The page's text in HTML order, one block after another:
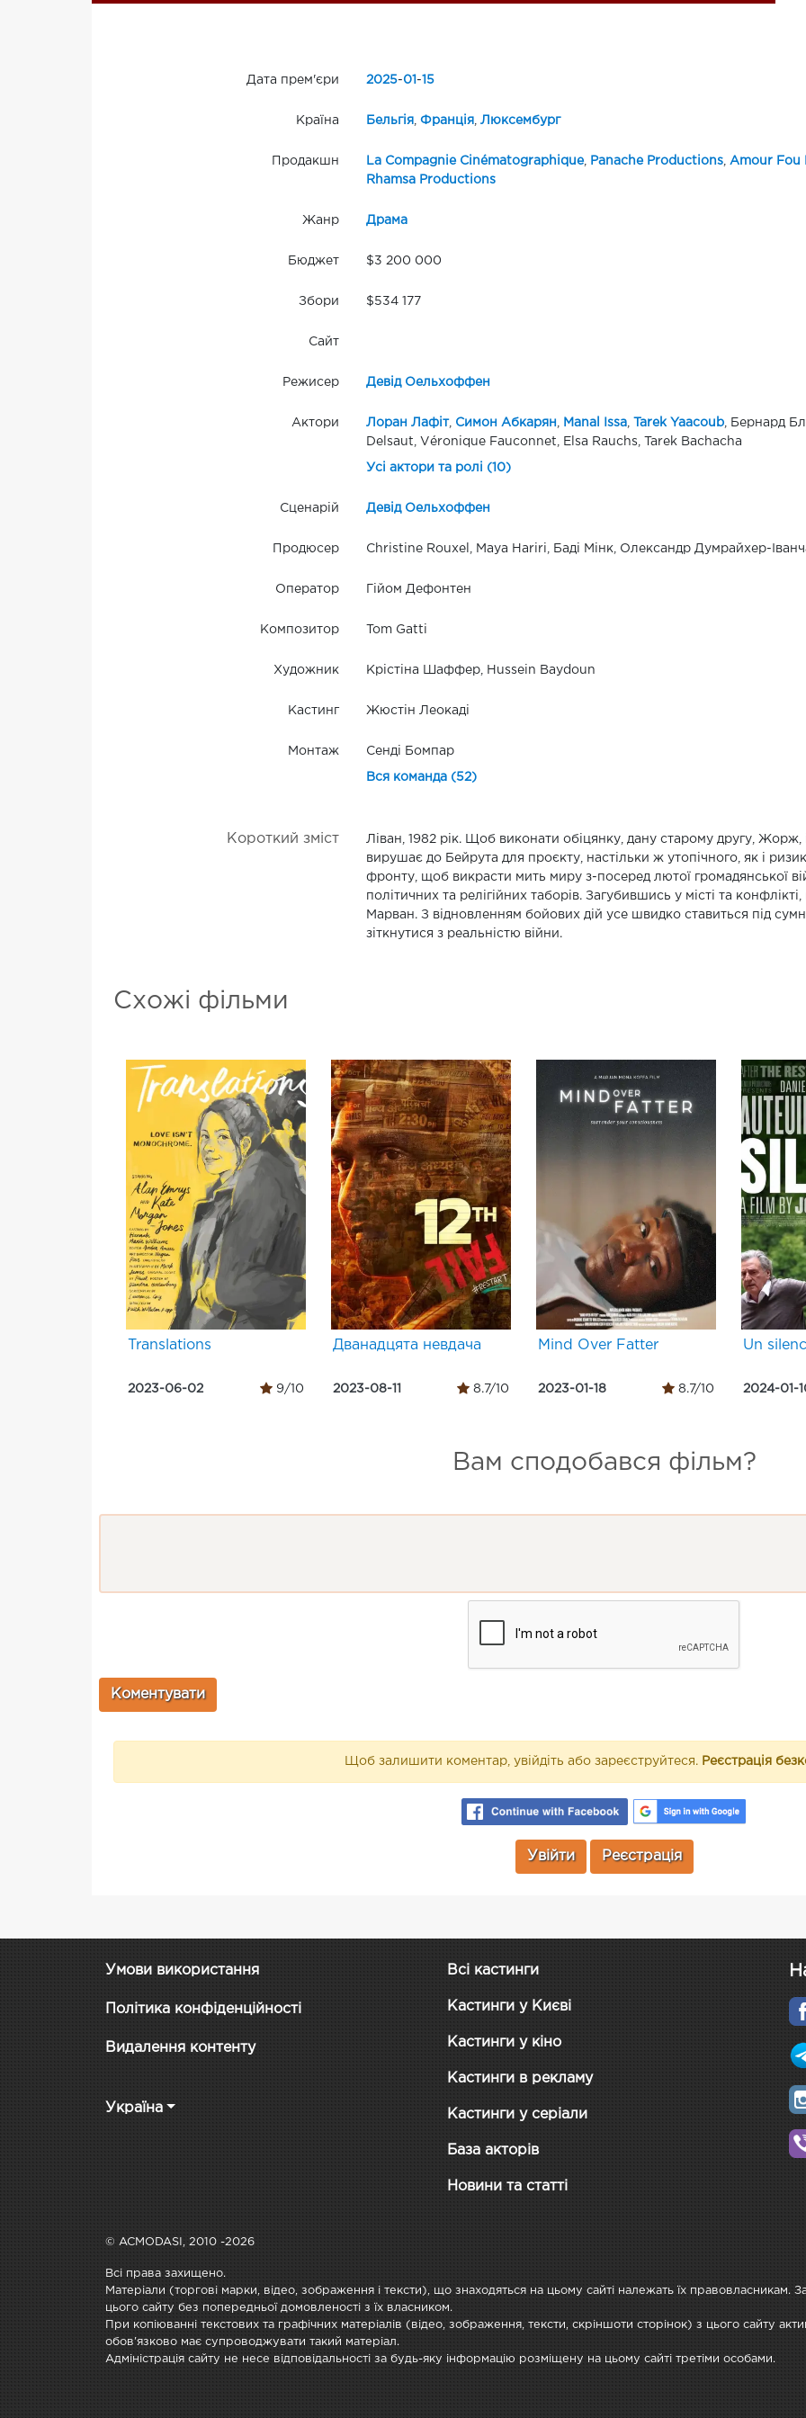
Дата прем'єри 2025-01 - 15
Країна Бельгія Франція Люксембург
Продакшн La Compagnie Cinématographique, Panache Productions, Amour Fou
Rhamsa Productions
Жанр Драма
Бюджет $3 200 000
Збори $534 177
Сайт
Режисер Девід Оельхоффен
Актори Лоран Лафіт, Симон Абкарян Manal Issa, Tarek Yaacoub, Бернард
Delsaut, Véronique Fauconnet, Elsa Rauchs, Tarek Bachacha
Усі актори та ролі (10)
Сценарій Девід Оельхоффен
Продюсер Christine Rouxel, Maya Hariri, Баді Мінк, Олександр Думрайхер-
Оператор Гійом Дефонтен
Композитор Tom Gatti
Художник Крістіна Шаффер, Hussein Baydoun
Кастинг Жюстін Леокаді
Монтаж Сенді Бомпар
Вся команда (52)
Короткий зміст
Ліван, 1982 рік. Щоб виконати обіцянку, дану старому другу, Жорж,
вирушає до Бейрута для проєкту, настільки ж утопічного, як і
фронту, щоб викрасти мить миру з-посеред лютої громадянської
політичних та релігійних таборів. Загубившись у місті та
Марван. З відновленням бойових дій усе швидко ставиться під
зіткнутися з реальністю війни.
Схожі фільми
Translations
2023-06-02 9/10
Дванадцята невдача
2023-08-11 8.7/10
Mind Over Fatter
2023-01-18 8.7/10
Un
2024-01-
Вам сподобався фільм?
Щоб залишити коментар, увійдіть або зареєструйтеся. Реєстрація
Увійти Реєстрація
Умови використання
Політика конфіденційності
Видалення контенту
Україна
Всі кастинги
Кастинги у Києві
Кастинги у кіно
Кастинги в рекламу
Кастинги у серіали
База акторів
Новини та статті
© ACMODASI, 2010 -2026
Всі права захищено.
Матеріали (торгові марки, відео, зображення і тексти), що знаходяться на цьому сайті належать їх правовласникам.
цього сайту без попередньої домовленості з їх власником.
При копіюванні текстових та графічних матеріалів (відео, зображення, тексти, скріншоти сторінок) з цього сайту
обов'язково має супроводжувати такий матеріал.
Адміністрація сайту не несе відповідальності за будь-яку інформацію розміщену на цьому сайті третіми особами.